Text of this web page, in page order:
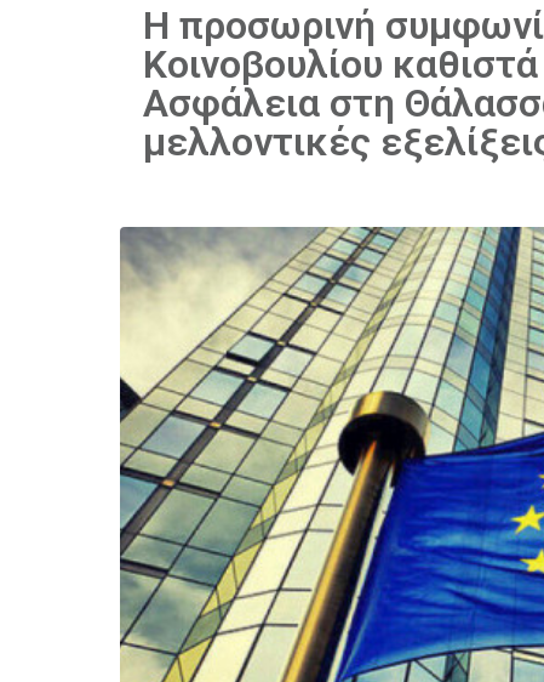
Η προσωρινή
Κοινοβουλίου
Ασφάλεια στη
μελλοντικές